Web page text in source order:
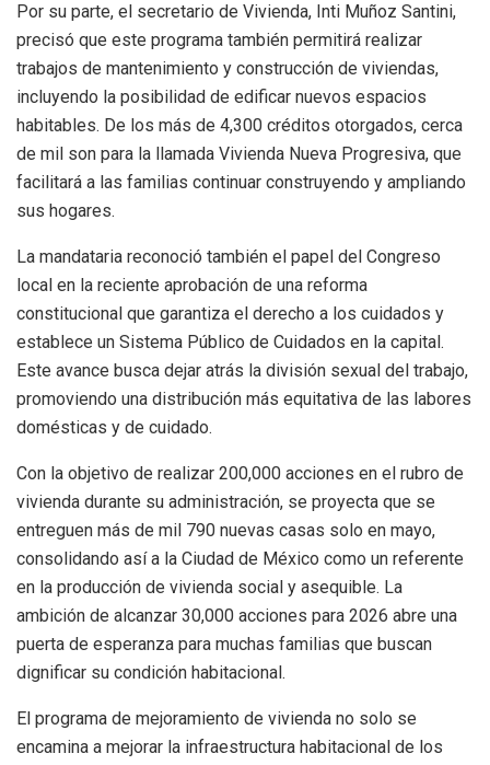
Por su parte, el secretario de Vivienda, Inti Muñoz Santini,
precisó que este programa también permitirá realizar
trabajos de mantenimiento y construcción de viviendas,
incluyendo la posibilidad de edificar nuevos espacios
habitables. De los más de 4,300 créditos otorgados, cerca
de mil son para la llamada Vivienda Nueva Progresiva, que
facilitará a las familias continuar construyendo y ampliando
sus hogares.
La mandataria reconoció también el papel del Congreso
local en la reciente aprobación de una reforma
constitucional que garantiza el derecho a los cuidados y
establece un Sistema Público de Cuidados en la capital.
Este avance busca dejar atrás la división sexual del trabajo,
promoviendo una distribución más equitativa de las labores
domésticas y de cuidado.
Con la objetivo de realizar 200,000 acciones en el rubro de
vivienda durante su administración, se proyecta que se
entreguen más de mil 790 nuevas casas solo en mayo,
consolidando así a la Ciudad de México como un referente
en la producción de vivienda social y asequible. La
ambición de alcanzar 30,000 acciones para 2026 abre una
puerta de esperanza para muchas familias que buscan
dignificar su condición habitacional.
El programa de mejoramiento de vivienda no solo se
encamina a mejorar la infraestructura habitacional de los